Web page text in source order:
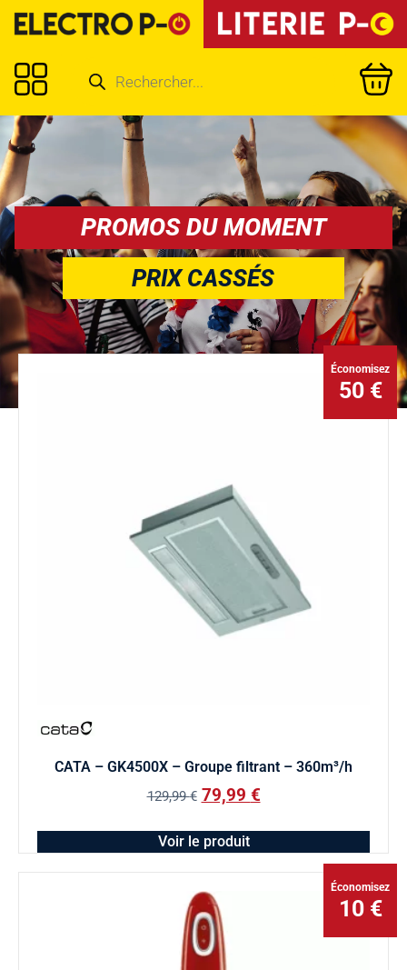
PROMOS DU MOMENT
PRIX CASSÉS
Économisez
50 €
CATA – GK4500X – Groupe filtrant – 360m³/h
129,99€ 79,99 €
Voir le produit
Économisez
10 €